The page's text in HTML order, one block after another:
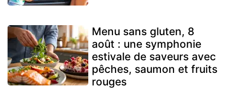
Menu sans gluten, 8
août : une symphonie
estivale de saveurs avec
pêches, saumon et fruits
rouges